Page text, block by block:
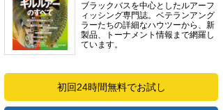
ブラックバスを中心としたルアーフ
ィッシング専門誌。ベテランアング
ラーたちの詳細なハウツーから、新
製品、トーナメント情報まで網羅し
ています。
初回24時間無料でお試し